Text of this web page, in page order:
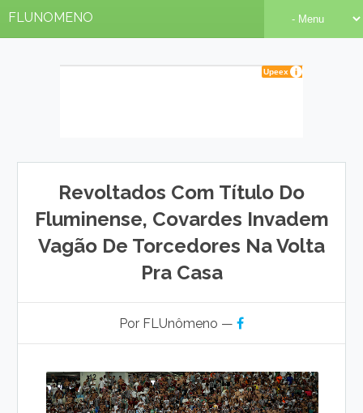
FLUNOMENO
Revoltados Com Título Do
Fluminense, Covardes Invadem
Vagão De Torcedores Na Volta
Pra Casa
Por FLUnômeno —